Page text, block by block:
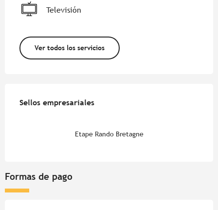
Televisión
Ver todos los servicios
Sellos empresariales
Sellos empresariales
Etape Rando Bretagne
Formas de pago